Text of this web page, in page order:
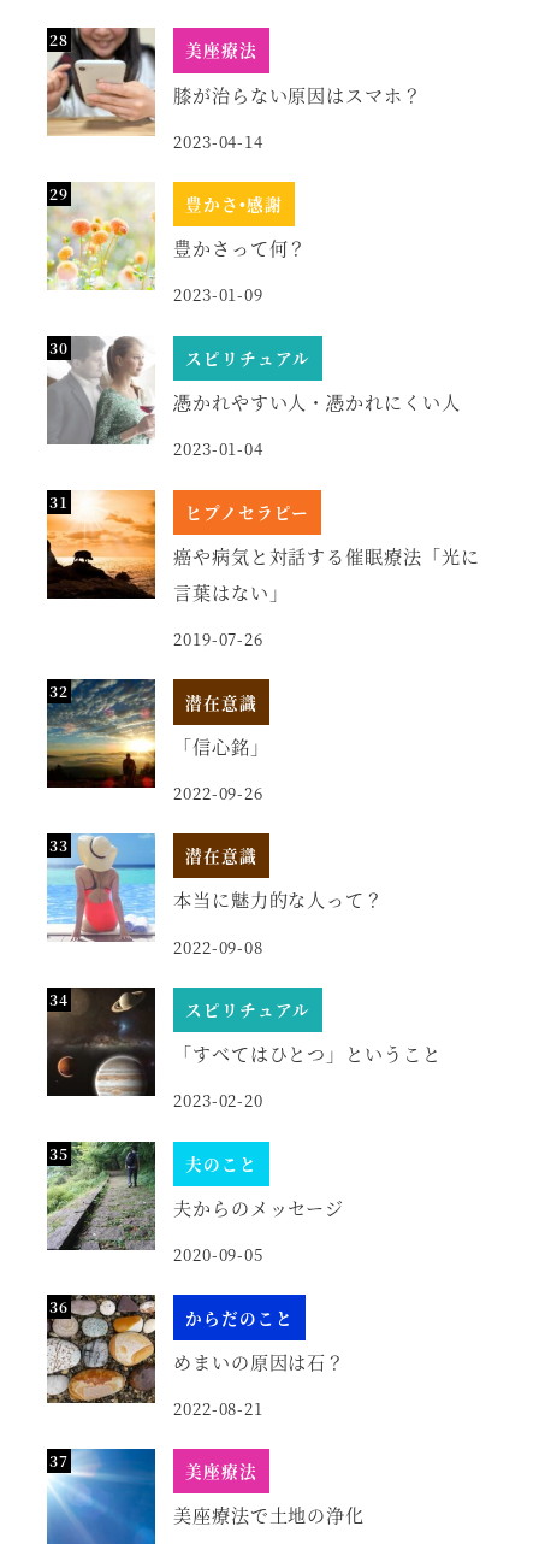
美座療法
膝が治らない原因はスマホ？
2023-04-14
豊かさ•感謝
豊かさって何？
2023-01-09
スピリチュアル
憑かれやすい人・憑かれにくい人
2023-01-04
ヒプノセラピー
癌や病気と対話する催眠療法「光に
言葉はない」
2019-07-26
潜在意識
「信心銘」
2022-09-26
潜在意識
本当に魅力的な人って？
2022-09-08
スピリチュアル
「すべてはひとつ」ということ
2023-02-20
夫のこと
夫からのメッセージ
2020-09-05
からだのこと
めまいの原因は石？
2022-08-21
美座療法
美座療法で土地の浄化